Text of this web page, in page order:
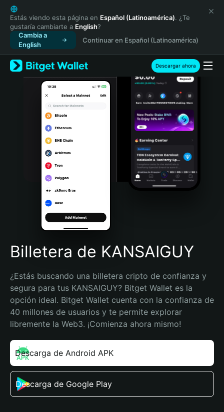
English
日本語
Tiếng Việt
Русский
Español (Latinoamérica)
Türkçe
Italiano
Português (Portugal)
Bahasa Indonesia
Português (Brasil)
Español (Argentina)
Estás viendo esta página en Español (Latinoamérica). ¿Te
gustaría cambiarte a English?
Cambia a
English
Continuar en Español (Latinoamérica)
Descargar ahora
Billetera de KANSAIGUY
¿Estás buscando una billetera cripto de confianza y
segura para tus KANSAIGUY? Bitget Wallet es la
opción ideal. Bitget Wallet cuenta con la confianza de
40 millones de usuarios y te permite explorar
libremente la Web3. ¡Comienza ahora mismo!
Descarga de Android APK
Descarga de Google Play